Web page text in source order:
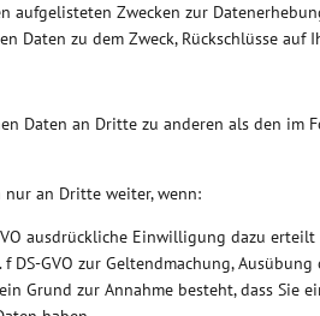
aufgelisteten Zwecken zur
Daten zu dem Zweck, Rückschlüsse auf
Daten an Dritte zu anderen als den im
an Dritte weiter, wenn:
ausdrückliche Einwilligung dazu erteilt
DS-GVO zur Geltendmachung,
Grund zur Annahme besteht, dass Sie